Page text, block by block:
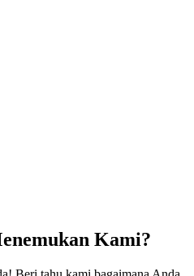
Kami?